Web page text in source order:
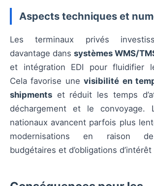
Aspects techniques et
Les terminaux privés
davantage dans systèmes WMS/
et intégration EDI pour fluidifier
Cela favorise unevisibilité en
shipments et réduit les temps
déchargement et le convoyage.
nationaux avancent parfois plus
modernisations en raison
budgétaires et d’obligations